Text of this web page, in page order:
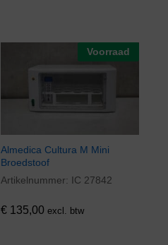
Voorraad
Almedica Cultura M Mini
Broedstoof
Artikelnummer: IC 27842
€135,00 excl. btw
€135,00